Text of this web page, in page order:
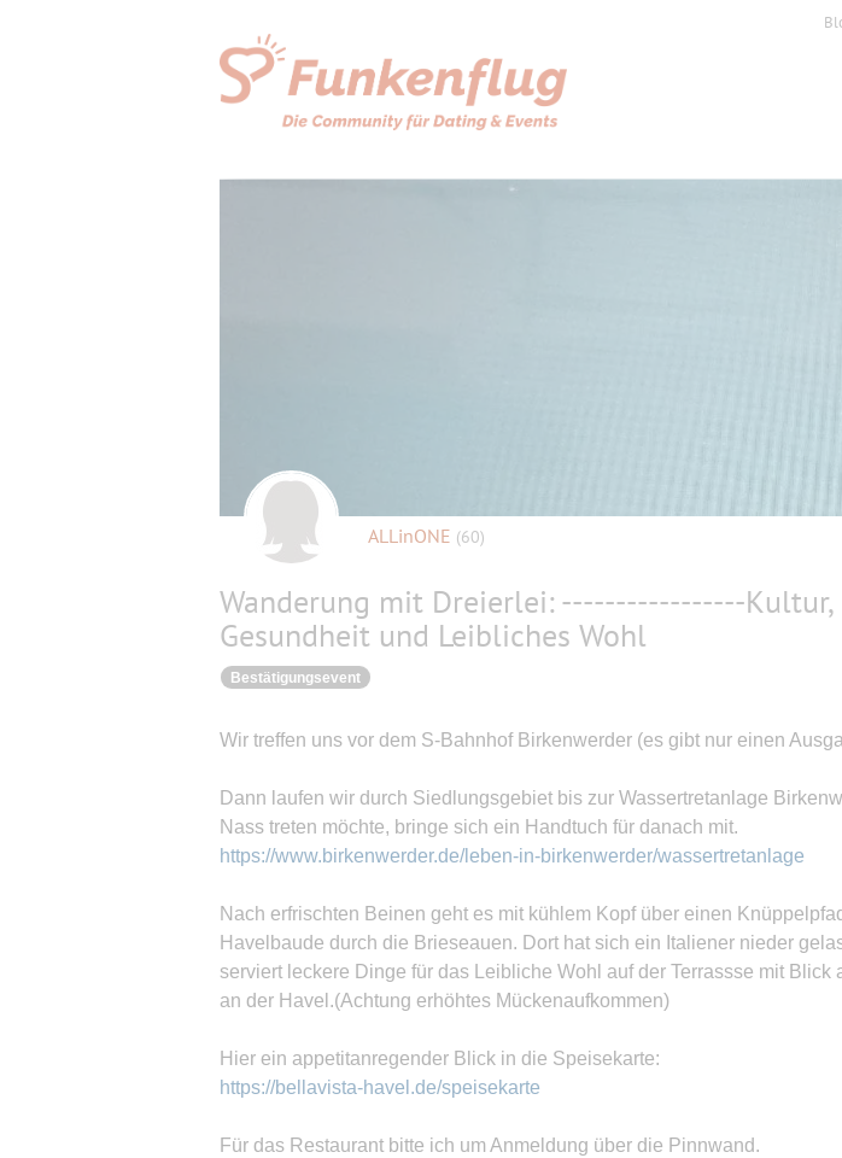
ALLinONE (60)
Wanderung mit Dreierlei: -----------------Kultur,
Gesundheit und Leibliches Wohl
Bestätigungsevent
Wir treffen uns vor dem S-Bahnhof Birkenwerder (es gibt nur einen
Dann laufen wir durch Siedlungsgebiet bis zur Wassertretanlage
Nass treten möchte, bringe sich ein Handtuch für danach mit.
https://www.birkenwerder.de/leben-in-birkenwerder/wassertretanlage
Nach erfrischten Beinen geht es mit kühlem Kopf über einen
Havelbaude durch die Brieseauen. Dort hat sich ein Italiener nieder
serviert leckere Dinge für das Leibliche Wohl auf der Terrassse mit Blick
an der Havel.(Achtung erhöhtes Mückenaufkommen)
Hier ein appetitanregender Blick in die Speisekarte:
https://bellavista-havel.de/speisekarte
Für das Restaurant bitte ich um Anmeldung über die Pinnwand.